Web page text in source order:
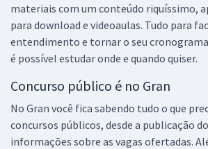
materiais com um conteúdo riquíssimo,
para download e videoaulas. Tudo para
entendimento e tornar o seu
é possível estudar onde e quando quiser.
Concurso público é no Gran
No Gran você fica sabendo tudo o que
concursos públicos, desde a publicação
informações sobre as vagas ofertadas.